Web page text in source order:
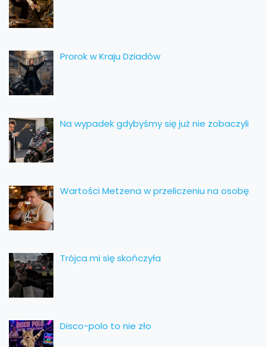
Prorok w Kraju Dziadów
Na wypadek gdybyśmy się już nie zobaczyli
Wartości Metzena w przeliczeniu na osobę
Trójca mi się skończyła
Disco-polo to nie zło